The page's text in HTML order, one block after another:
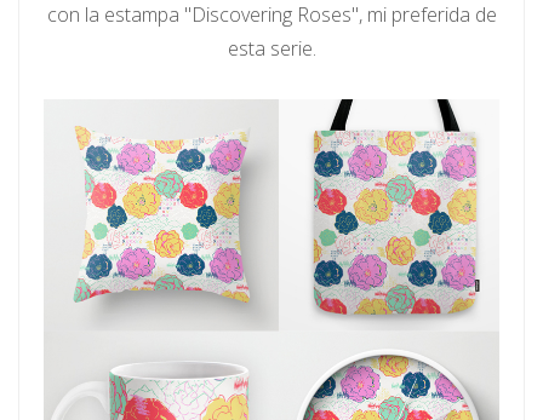
con la estampa "Discovering Roses", mi preferida de
esta serie.